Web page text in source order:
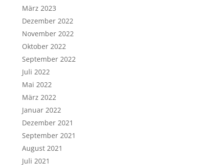
März 2023
Dezember 2022
November 2022
Oktober 2022
September 2022
Juli 2022
Mai 2022
März 2022
Januar 2022
Dezember 2021
September 2021
August 2021
Juli 2021